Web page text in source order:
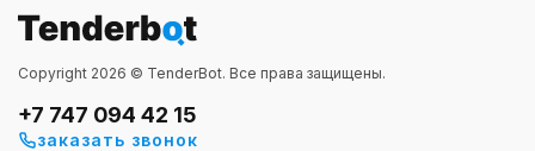
Copyright 2026 © TenderBot. Все права защищены.
+7 747 094 42 15
заказать звонок